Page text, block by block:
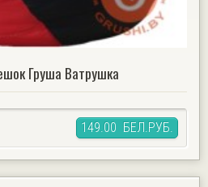
Груша Ватрушка
149.00 БЕЛ.РУБ.